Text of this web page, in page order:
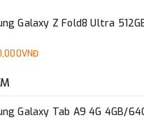
Galaxy Z Fold8 Ultra
Galaxy Tab A9 4G 4GB/